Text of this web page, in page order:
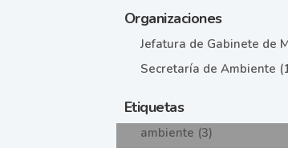
Organizaciones
Jefatura de Gabinete de
Secretaría de Ambiente
Etiquetas
ambiente (3)